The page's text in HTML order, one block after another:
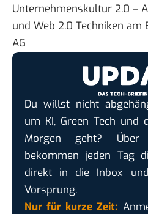
Unternehmenskultur 2.0 –
und Web 2.0 Techniken am
AG
Du willst nicht
um KI, Green Tech und
Morgen geht? Über
bekommen jeden Tag
direkt in die Inbox
Vorsprung.
Nur für kurze Zeit: